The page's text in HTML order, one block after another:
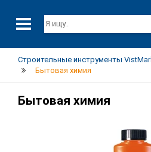
Строительные инструменты
Бытовая химия
Бытовая химия